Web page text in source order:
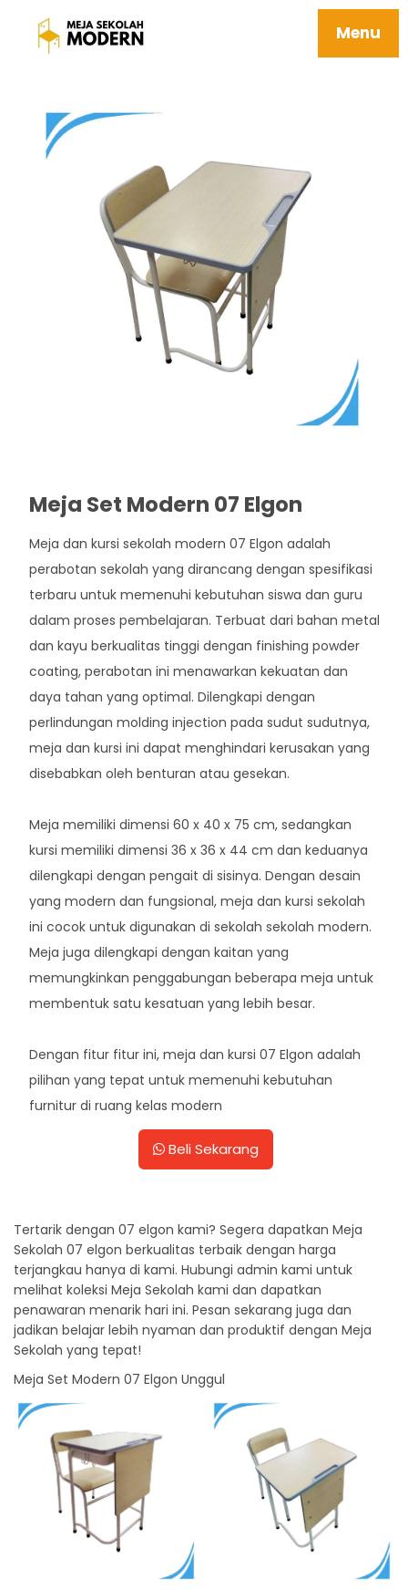
Menu
Meja Kursi Sekolah Berkualitas Awet
Mudah Dipasang 07 Elgon
Meja Set Modern 07 Elgon
Meja dan kursi sekolah modern 07 Elgon adalah
perabotan sekolah yang dirancang dengan spesifikasi
terbaru untuk memenuhi kebutuhan siswa dan guru
dalam proses pembelajaran. Terbuat dari bahan metal
dan kayu berkualitas tinggi dengan finishing powder
coating, perabotan ini menawarkan kekuatan dan
daya tahan yang optimal. Dilengkapi dengan
perlindungan molding injection pada sudut sudutnya,
meja dan kursi ini dapat menghindari kerusakan yang
disebabkan oleh benturan atau gesekan.
Meja memiliki dimensi 60 x 40 x 75 cm, sedangkan
kursi memiliki dimensi 36 x 36 x 44 cm dan keduanya
dilengkapi dengan pengait di sisinya. Dengan desain
yang modern dan fungsional, meja dan kursi sekolah
ini cocok untuk digunakan di sekolah sekolah modern.
Meja juga dilengkapi dengan kaitan yang
memungkinkan penggabungan beberapa meja untuk
membentuk satu kesatuan yang lebih besar.
Dengan fitur fitur ini, meja dan kursi 07 Elgon adalah
pilihan yang tepat untuk memenuhi kebutuhan
furnitur di ruang kelas modern
Beli Sekarang
Tertarik dengan 07 elgon kami? Segera dapatkan Meja
Sekolah 07 elgon berkualitas terbaik dengan harga
terjangkau hanya di kami. Hubungi admin kami untuk
melihat koleksi Meja Sekolah kami dan dapatkan
penawaran menarik hari ini. Pesan sekarang juga dan
jadikan belajar lebih nyaman dan produktif dengan Meja
Sekolah yang tepat!
Meja Set Modern 07 Elgon Unggul